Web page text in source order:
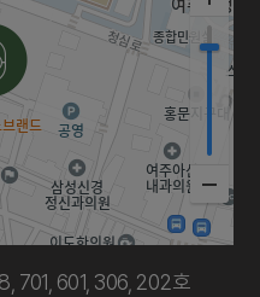
701, 601, 306, 202호